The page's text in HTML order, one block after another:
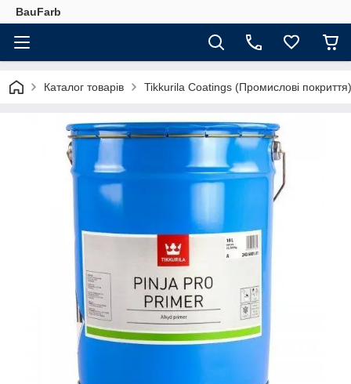
BauFarb
Каталог товарів Tikkurila Coatings (Промислові покриття)